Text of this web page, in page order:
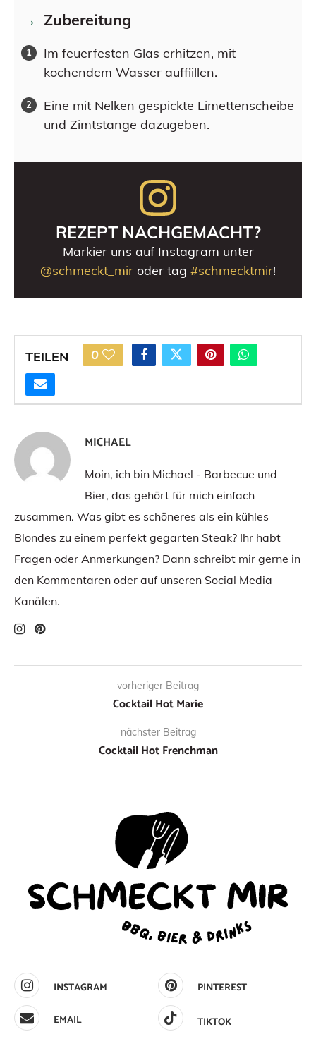
Zubereitung
Im feuerfesten Glas erhitzen, mit
kochendem Wasser auffiillen.
Eine mit Nelken gespickte Limettenscheibe
und Zimtstange dazugeben.
REZEPT NACHGEMACHT?
Markier uns auf Instagram unter
@schmeckt_mir oder tag #schmecktmir!
TEILEN 0
MICHAEL
Moin, ich bin Michael - Barbecue und
Bier, das gehört für mich einfach
zusammen. Was gibt es schöneres als ein kühles
Blondes zu einem perfekt gegarten Steak? Ihr habt
Fragen oder Anmerkungen? Dann schreibt mir gerne in
den Kommentaren oder auf unseren Social Media
Kanälen.
vorheriger Beitrag
Cocktail Hot Marie
nächster Beitrag
Cocktail Hot Frenchman
INSTAGRAM
PINTEREST
EMAIL
TIKTOK